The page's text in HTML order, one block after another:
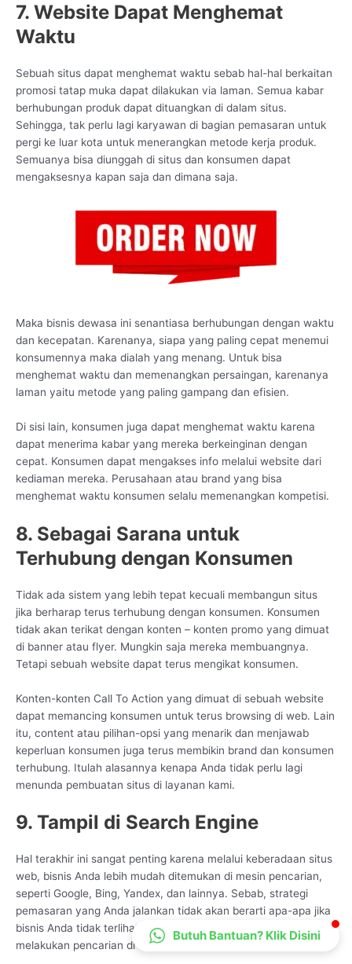
7. Website Dapat Menghemat
Waktu
Sebuah situs dapat menghemat waktu sebab hal-hal berkaitan
promosi tatap muka dapat dilakukan via laman. Semua kabar
berhubungan produk dapat dituangkan di dalam situs.
Sehingga, tak perlu lagi karyawan di bagian pemasaran untuk
pergi ke luar kota untuk menerangkan metode kerja produk.
Semuanya bisa diunggah di situs dan konsumen dapat
mengaksesnya kapan saja dan dimana saja.
Maka bisnis dewasa ini senantiasa berhubungan dengan waktu
dan kecepatan. Karenanya, siapa yang paling cepat menemui
konsumennya maka dialah yang menang. Untuk bisa
menghemat waktu dan memenangkan persaingan, karenanya
laman yaitu metode yang paling gampang dan efisien.
Di sisi lain, konsumen juga dapat menghemat waktu karena
dapat menerima kabar yang mereka berkeinginan dengan
cepat. Konsumen dapat mengakses info melalui website dari
kediaman mereka. Perusahaan atau brand yang bisa
menghemat waktu konsumen selalu memenangkan kompetisi.
8. Sebagai Sarana untuk
Terhubung dengan Konsumen
Tidak ada sistem yang lebih tepat kecuali membangun situs
jika berharap terus terhubung dengan konsumen. Konsumen
tidak akan terikat dengan konten – konten promo yang dimuat
di banner atau flyer. Mungkin saja mereka membuangnya.
Tetapi sebuah website dapat terus mengikat konsumen.
Konten-konten Call To Action yang dimuat di sebuah website
dapat memancing konsumen untuk terus browsing di web. Lain
itu, content atau pilihan-opsi yang menarik dan menjawab
keperluan konsumen juga terus membikin brand dan konsumen
terhubung. Itulah alasannya kenapa Anda tidak perlu lagi
menunda pembuatan situs di layanan kami.
9. Tampil di Search Engine
Hal terakhir ini sangat penting karena melalui keberadaan situs
web, bisnis Anda lebih mudah ditemukan di mesin pencarian,
seperti Google, Bing, Yandex, dan lainnya. Sebab, strategi
pemasaran yang Anda jalankan tidak akan berarti apa-apa jika
bisnis Anda tidak terlihat oleh calon konsumen saat mereka
melakukan pencarian di mesin pencarian.
CS Lenteraweb
Online
Butuh Bantuan? Klik Disini